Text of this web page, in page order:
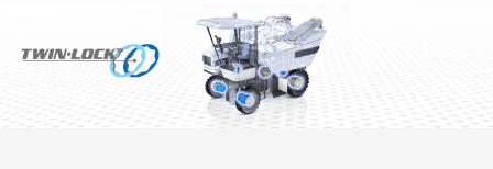
c
e
b
o
n
k
d t